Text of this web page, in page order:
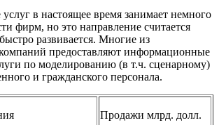
в настоящее время занимает немного
фирм, но это направление считается
развивается. Многие из
предоставляют информационные
по моделированию (в т.ч. сценарному)
и гражданского персонала.
Продажи млрд. долл.